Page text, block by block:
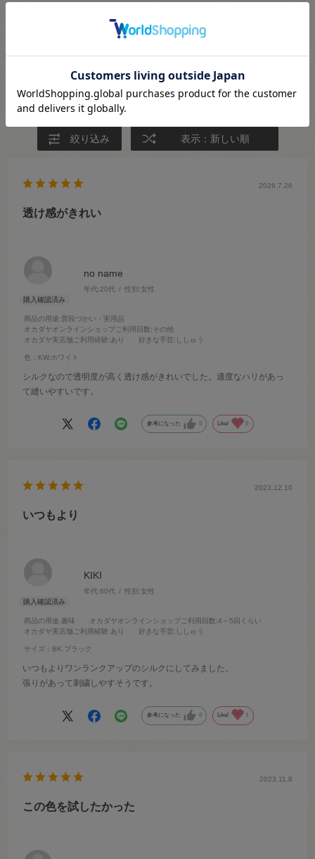
★
絞り込み 表示：新しい順
no name
年代:20代 性別:女性
商品の用途:普段づかい・実用品
オカダヤオンラインショップご利用回数:その他
オカダヤ実店舗ご利用経験:あり 好きな手芸:ししゅう
色：KW.ホワイト
2026.7.26
透け感がきれい
シルクなので透明度が高く透け感がきれいでした。適度なハリがあっ
て縫いやすいです。
参考になった 0 Like! 0
KIKI
年代:60代 性別:女性
商品の用途:趣味 オカダヤオンラインショップご利用回数:4～5回くらい
オカダヤ実店舗ご利用経験:あり 好きな手芸:ししゅう
サイズ：BK.ブラック
2023.12.10
いつもより
いつもよりワンランクアップのシルクにしてみました。
張りがあって刺繍しやすそうです。
参考になった 0 Like! 1
2023.11.8
この色を試したかった